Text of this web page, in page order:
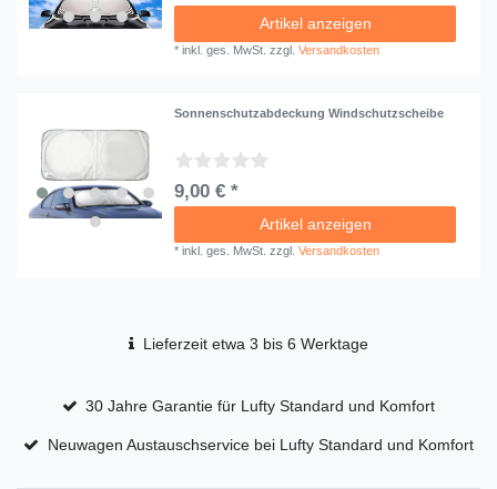
Artikel anzeigen
*inkl. ges. MwSt. zzgl.Versandkosten
Sonnenschutzabdeckung Windschutzscheibe
9,00 € *
Artikel anzeigen
*inkl. ges. MwSt. zzgl.Versandkosten
Lieferzeit etwa 3 bis 6 Werktage
30 Jahre Garantie für Lufty Standard und Komfort
Neuwagen Austauschservice bei Lufty Standard und Komfort